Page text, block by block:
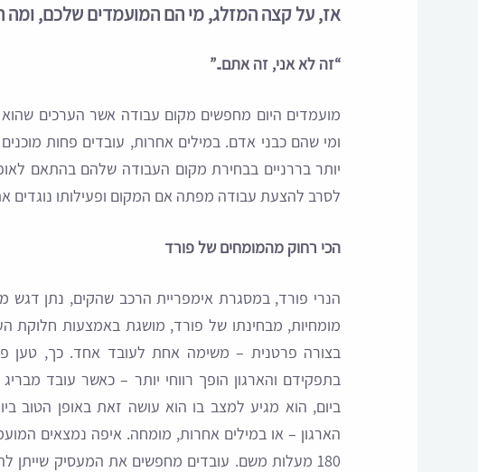
אז, על קצה המזלג, מי הם המועמדים שלכם,
“זה לא אני, זה אתם..”
מועמדים היום מחפשים מקום עבודה אשר הערכים
ומי שהם כבני אדם. במילים אחרות, עובדים פחות
יותר בררניים בבחירת מקום העבודה שלהם בהתאם
לסרב להצעת עבודה מפתה אם המקום ופעילותו נוגדים
הכי רחוק מהמומחים של פורד
הנרי פורד, במסגרת אימפריית הרכב שהקים, נתן דגש
מומחיות, מבחינתו של פורד, מושגת באמצעות חלוקת
בצורה פרטנית – משימה אחת לעובד אחד. כך, טען
בתפקידם והארגון הופך רווחי יותר – כאשר עובד
ביום, הוא מגיע למצב בו הוא עושה זאת באופן הטוב
הארגון – או במילים אחרות, מומחה. איפה נמצאים
180 מעלות משם. עובדים מחפשים את המעסיק שייתן